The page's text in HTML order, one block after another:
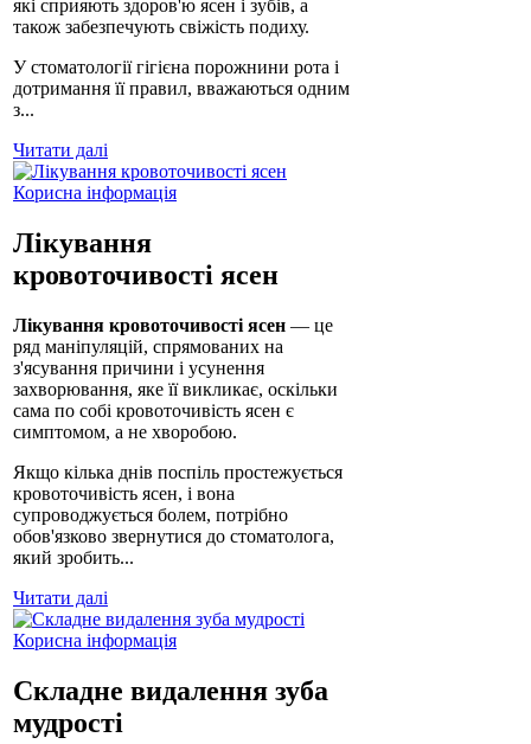
які сприяють здоров'ю ясен і зубів, а
також забезпечують свіжість подиху.
У стоматології гігієна порожнини рота і
дотримання її правил, вважаються одним
з...
Читати далі
Корисна інформація
Лікування
кровоточивості ясен
Лікування кровоточивості ясен — це
ряд маніпуляцій, спрямованих на
з'ясування причини і усунення
захворювання, яке її викликає, оскільки
сама по собі кровоточивість ясен є
симптомом, а не хворобою.
Якщо кілька днів поспіль простежується
кровоточивість ясен, і вона
супроводжується болем, потрібно
обов'язково звернутися до стоматолога,
який зробить...
Читати далі
Корисна інформація
Складне видалення зуба
мудрості